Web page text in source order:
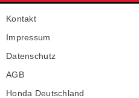
Kontakt
Impressum
Datenschutz
AGB
Honda Deutschland